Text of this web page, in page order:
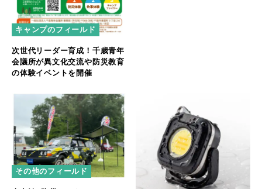
キャンプのフィールド
次世代リーダー育成！千歳青年
会議所が異文化交流や防災教育
の体験イベントを開催
その他のフィールド